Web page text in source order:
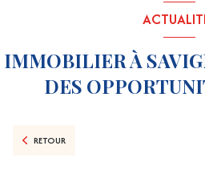
IMMOBILIER À
DES
RETOUR